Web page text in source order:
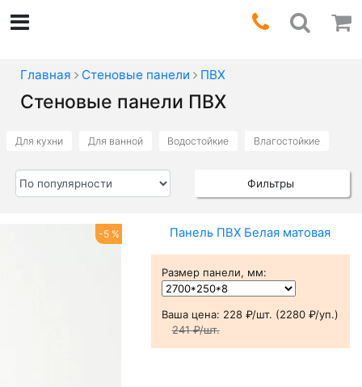
Главная Стеновые панели ПВХ
Стеновые панели ПВХ
Для кухни Для ванной Водостойкие Влагостойкие
Фильтры
-5 % Панель ПВХ Белая матовая
Размер панели, мм:
Ваша цена: 228 ₽/шт. (2280 ₽/уп.)
241 ₽/шт.